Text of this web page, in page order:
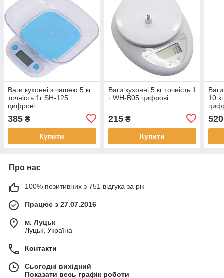
Ваги кухонні з чашею 5 кг
точність 1г SH-125
цифрові
385 ₴
Купити
Ваги кухонні 5 кг точність 1
г WH-B05 цифрові
215₴
Купити
10
520
Про нас
100% позитивних з 751 відгука за рік
Працює з 27.07.2016
м. Луцьк
Луцьк, Україна
Контакти
Сьогодні вихідний
Показати весь графік роботи